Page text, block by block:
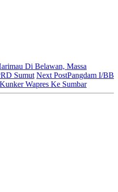
Di Belawan, Massa
Sumut Next PostPangdam I/BB
Wapres Ke Sumbar